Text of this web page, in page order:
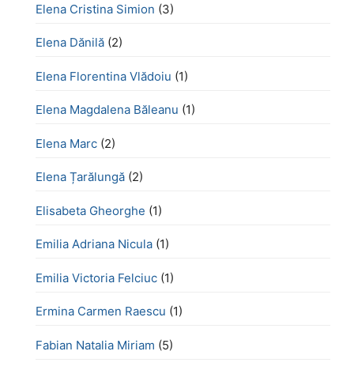
Elena Cristina Simion (3)
Elena Dănilă (2)
Elena Florentina Vlădoiu (1)
Elena Magdalena Băleanu (1)
Elena Marc (2)
Elena Țarălungă (2)
Elisabeta Gheorghe (1)
Emilia Adriana Nicula (1)
Emilia Victoria Felciuc (1)
Ermina Carmen Raescu (1)
Fabian Natalia Miriam (5)